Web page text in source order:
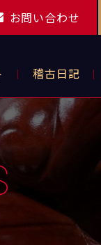
稽古日記
お問い合わせ